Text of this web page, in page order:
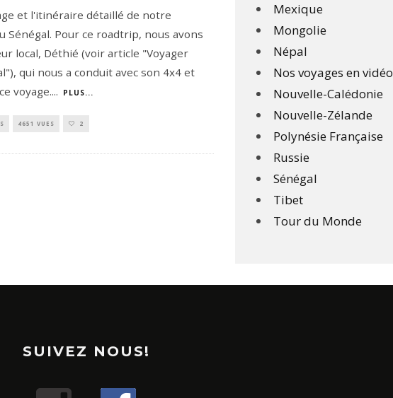
et l'itinéraire détaillé de notre
Sénégal. Pour ce roadtrip, nous avons
local, Déthié (voir article "Voyager
qui nous a conduit avec son 4x4 et
voyage.... PLUS...
4651 VUES 2
Mexique
Mongolie
Népal
Nos voyages en vidéo
Nouvelle-Calédonie
Nouvelle-Zélande
Polynésie Française
Russie
Sénégal
Tibet
Tour du Monde
SUIVEZ NOUS!